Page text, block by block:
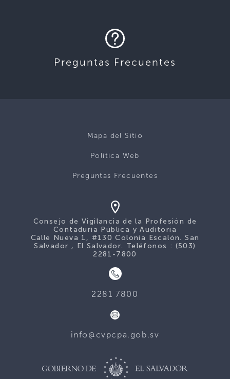
Preguntas Frecuentes
Mapa del Sitio
Politica Web
Preguntas Frecuentes
Consejo de Vigilancia de la Profesión de
Contaduría Pública y Auditoría
Calle Nueva 1, #130 Colonia Escalón. San
Salvador , El Salvador. Teléfonos : (503)
2281-7800
2281 7800
info@cvpcpa.gob.sv